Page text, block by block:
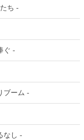
ち -
ぐ -
ブーム -
なし -